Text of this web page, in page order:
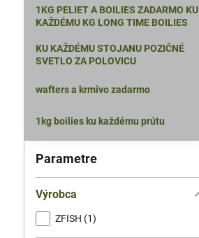
Parametre
Výrobca
ZFISH (1)
1KG PELIET A BOILIES ZADARMO KU
KAŽDÉMU KG LONG TIME BOILIES
KU KAŽDÉMU STOJANU POZIČNÉ
SVETLO ZA POLOVICU
wafters a krmivo zadarmo
1kg boilies ku každému prútu